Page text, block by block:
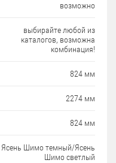
возможно
выбирайте любой из
каталогов, возможна
комбинация!
824 мм
2274 мм
824 мм
Ясень Шимо темный/Ясень
Шимо светлый